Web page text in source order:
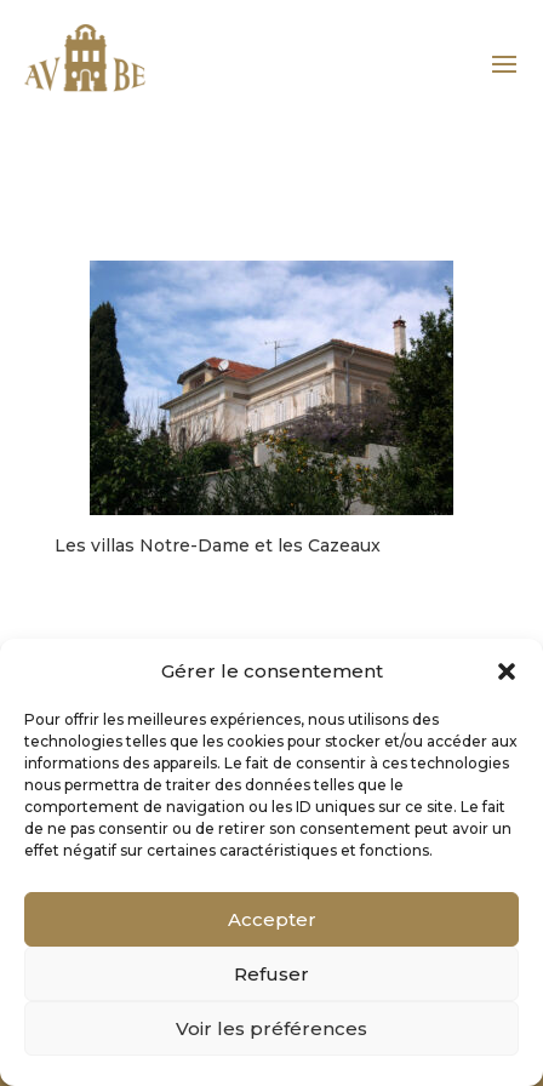
Gérer le consentement
Pour offrir les meilleures expériences, nous utilisons des
technologies telles que les cookies pour stocker et/ou accéder aux
informations des appareils. Le fait de consentir à ces technologies
nous permettra de traiter des données telles que le
comportement de navigation ou les ID uniques sur ce site. Le fait
de ne pas consentir ou de retirer son consentement peut avoir un
effet négatif sur certaines caractéristiques et fonctions.
Accepter
Refuser
Voir les préférences
Les villas Notre-Dame et les Cazeaux
Mentions Légales